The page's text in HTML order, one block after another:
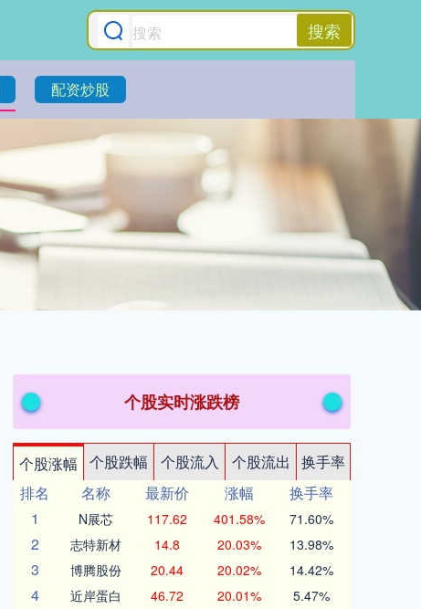
搜索
配资炒股
个股实时涨跌榜
个股涨幅 个股跌幅 个股流入 个股流出
换手率
排名
名称 最新价 涨幅
换手率
1
N展芯 117.62 401.58% 71.60%
2 志特新材 14.8 20.03% 13.98%
3 博腾股份 20.44 20.02% 14.42%
4 近岸蛋白 46.72 20.01% 5.47%